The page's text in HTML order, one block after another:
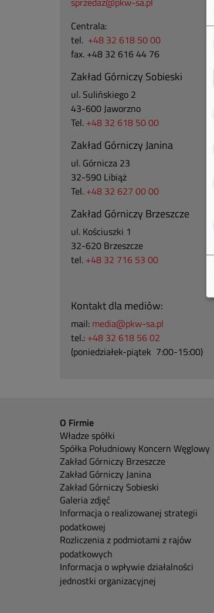
Centrala:
tel. +48 32 618 50 00
fax. +48 32 616 44 76
Zakład Górniczy Sobieski
ul. Sulińskiego 2
43-600 Jaworzno
Tel. +48 32 618 50 00
Zakład Górniczy Janina
ul. Górnicza 23
32-590 Libiąż
Tel. +48 32 627 00 00
Zakład Górniczy Brzeszcze
ul. Kościuszki 1
32-620 Brzeszcze
tel. +48 32 716 53 00
Kontakt dla mediów:
mail: media@pkw-sa.pl
tel.: +48 32 618 56 02
(poniedziałek-piątek 7:00-15:00)
O Firmie
Władze spółki
Spółka Południowy Koncern Węglowy
Zakład Górniczy Brzeszcze
Zakład Górniczy Janina
Zakład Górniczy Sobieski
Galeria zdjęć
Informacja o realizowanej strategii
podatkowej
Rozliczenia z podmiotami z rajów
podatkowych
Informacja o wpływie działalności
jednostki organizacyjnej